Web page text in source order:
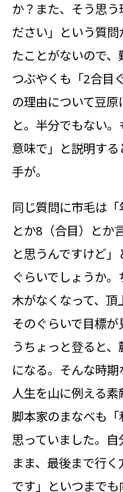
か？また、そう思
ださい」という質
たことがないので
つぶやくも「2合目
の理由について豆
と。半分でもない
意味で」と説明す
手が。
同じ質問に市毛は
とか8（合目）とか
と思うんですけど
ぐらいでしょうか
木がなくなって、頂
そのぐらいで目標
うちょっと登ると
になる。そんな時
人生を山に例える素
脚本家のまなべも
思っていました。
まま、最後まで行
です」といつまで